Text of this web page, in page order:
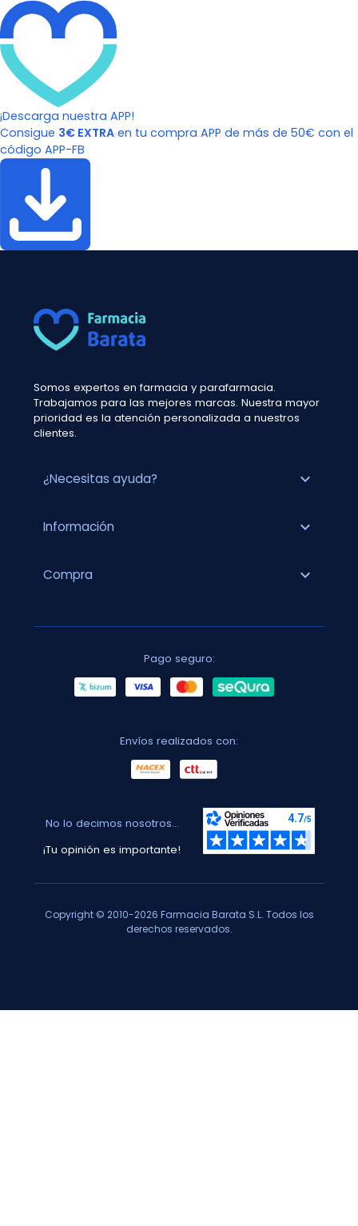
¡Descarga nuestra APP!
Consigue 3€ EXTRA en tu compra APP de más de 50€ con el
código APP-FB
Somos expertos en farmacia y parafarmacia.
Trabajamos para las mejores marcas. Nuestra mayor
prioridad es la atención personalizada a nuestros
clientes.
¿Necesitas ayuda? expand_more
Información expand_more
Compra expand_more
Pago seguro:
Envíos realizados con:
No lo decimos nosotros...
¡Tu opinión es importante!
Copyright © 2010-2026 Farmacia Barata S.L. Todos los
derechos reservados.